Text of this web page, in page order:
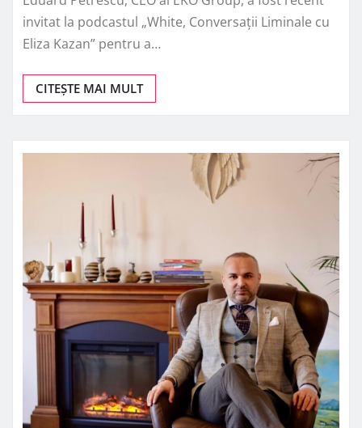
invitat la podcastul „White, Conversații Liminale cu
Eliza Kazan” pentru a…
CITEȘTE MAI MULT